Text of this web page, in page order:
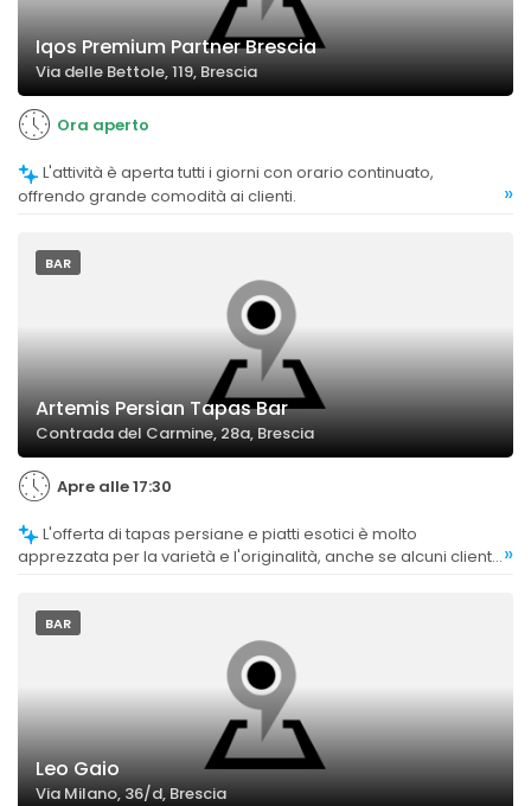
Iqos Premium Partner Brescia
Via delle Bettole, 119, Brescia
Ora aperto
offrendo grande comodità ai clienti.
»
BAR
Artemis Persian Tapas Bar
Contrada del Carmine, 28a, Brescia
Apre alle 17:30
apprezzata per la varietà e l'originalità, anche se alcuni clienti »
BAR
Leo Gaio
Via Milano, 36/d, Brescia